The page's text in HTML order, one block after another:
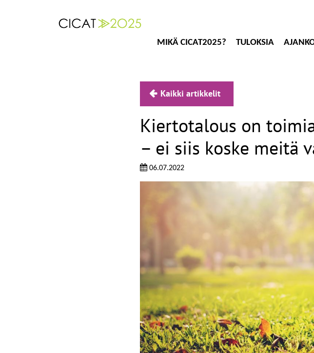
MIKÄ CICAT2025? TULOKSIA
Kaikki artikkelit
Kiertotalous on
– ei siis koske meitä
06.07.2022